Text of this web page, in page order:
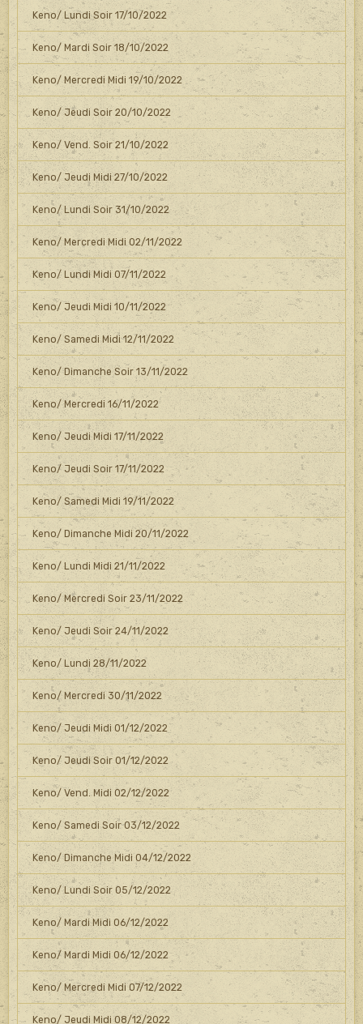
Keno/ Lundi Soir 17/10/2022
Keno/ Mardi Soir 18/10/2022
Keno/ Mercredi Midi 19/10/2022
Keno/ Jeudi Soir 20/10/2022
Keno/ Vend. Soir 21/10/2022
Keno/ Jeudi Midi 27/10/2022
Keno/ Lundi Soir 31/10/2022
Keno/ Mercredi Midi 02/11/2022
Keno/ Lundi Midi 07/11/2022
Keno/ Jeudi Midi 10/11/2022
Keno/ Samedi Midi 12/11/2022
Keno/ Dimanche Soir 13/11/2022
Keno/ Mercredi 16/11/2022
Keno/ Jeudi Midi 17/11/2022
Keno/ Jeudi Soir 17/11/2022
Keno/ Samedi Midi 19/11/2022
Keno/ Dimanche Midi 20/11/2022
Keno/ Lundi Midi 21/11/2022
Keno/ Mercredi Soir 23/11/2022
Keno/ Jeudi Soir 24/11/2022
Keno/ Lundi 28/11/2022
Keno/ Mercredi 30/11/2022
Keno/ Jeudi Midi 01/12/2022
Keno/ Jeudi Soir 01/12/2022
Keno/ Vend. Midi 02/12/2022
Keno/ Samedi Soir 03/12/2022
Keno/ Dimanche Midi 04/12/2022
Keno/ Lundi Soir 05/12/2022
Keno/ Mardi Midi 06/12/2022
Keno/ Mardi Midi 06/12/2022
Keno/ Mercredi Midi 07/12/2022
Keno/ Jeudi Midi 08/12/2022